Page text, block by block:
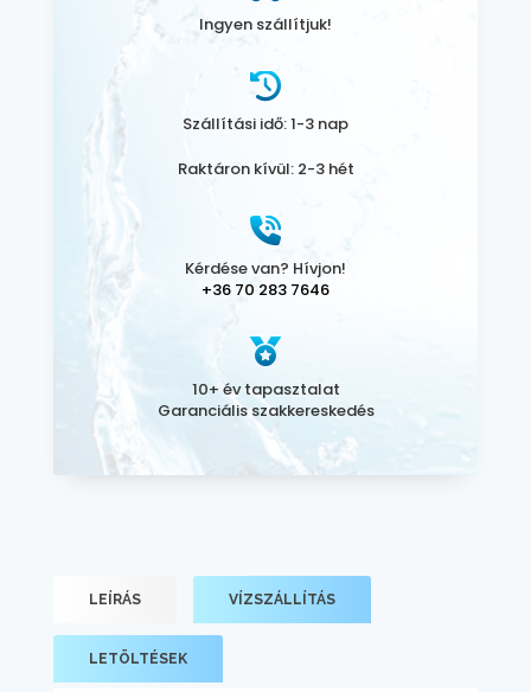
Ingyen szállítjuk!
Szállítási idő: 1-3 nap
Raktáron kívül: 2-3 hét
Kérdése van? Hívjon!
+36 70 283 7646
10+ év tapasztalat
Garanciális szakkereskedés
LEÍRÁS VÍZSZÁLLÍTÁS
LETÖLTÉSEK